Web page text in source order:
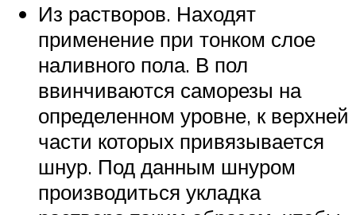
Из растворов. Находят
применение при тонком слое
наливного пола. В пол
ввинчиваются саморезы на
определенном уровне, к верхней
части которых привязывается
шнур. Под данным шнуром
производиться укладка